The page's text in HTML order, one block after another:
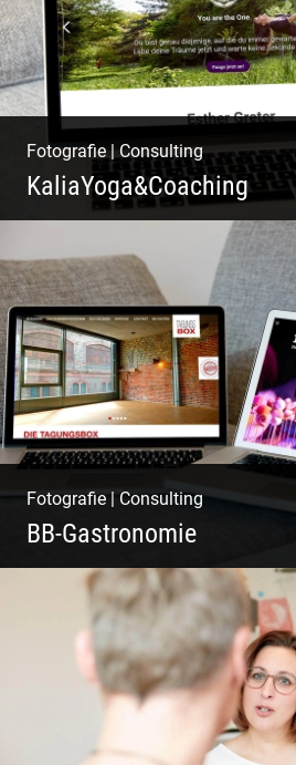
Fotografie|Consulting
KaliaYoga&Coaching
Pint- & Webdesign,
Design
Fotografie|Consulting
BB-Gastronomie
Fotografie, Marketing &